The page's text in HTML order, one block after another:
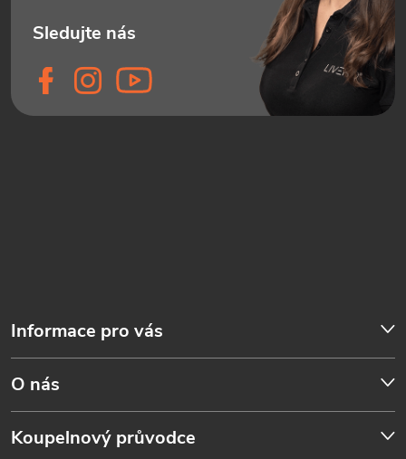
Informace pro vás
O nás
Koupelnový průvodce